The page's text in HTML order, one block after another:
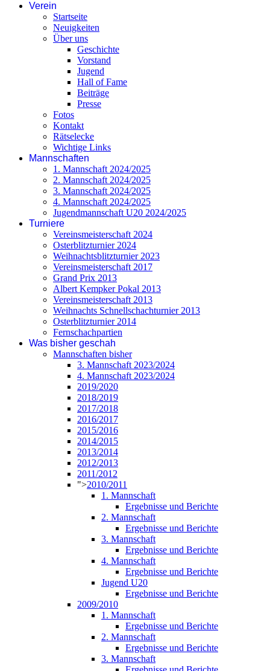
Verein
Startseite
Neuigkeiten
Über uns
Geschichte
Vorstand
Jugend
Hall of Fame
Beiträge
Presse
Fotos
Kontakt
Rätselecke
Wichtige Links
Mannschaften
1. Mannschaft 2024/2025
2. Mannschaft 2024/2025
3. Mannschaft 2024/2025
4. Mannschaft 2024/2025
Jugendmannschaft U20 2024/2025
Turniere
Vereinsmeisterschaft 2024
Osterblitzturnier 2024
Weihnachtsblitzturnier 2023
Vereinsmeisterschaft 2017
Grand Prix 2013
Albert Kempker Pokal 2013
Vereinsmeisterschaft 2013
Weihnachts Schnellschachturnier 2013
Osterblitzturnier 2014
Fernschachpartien
Was bisher geschah
Mannschaften bisher
3. Mannschaft 2023/2024
4. Mannschaft 2023/2024
2019/2020
2018/2019
2017/2018
2016/2017
2015/2016
2014/2015
2013/2014
2012/2013
2011/2012
">2010/2011
1. Mannschaft
Ergebnisse und Berichte
2. Mannschaft
Ergebnisse und Berichte
3. Mannschaft
Ergebnisse und Berichte
4. Mannschaft
Ergebnisse und Berichte
Jugend U20
Ergebnisse und Berichte
2009/2010
1. Mannschaft
Ergebnisse und Berichte
2. Mannschaft
Ergebnisse und Berichte
3. Mannschaft